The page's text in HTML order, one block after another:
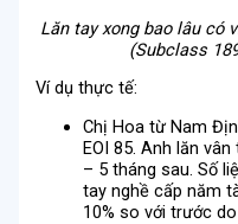
Lăn tay xong bao lâu có
(Subclass
Ví dụ thực tế:
Chị Hoa từ Nam
EOI 85. Anh lăn
– 5 tháng sau. Số
tay nghề cấp năm
10% so với trước